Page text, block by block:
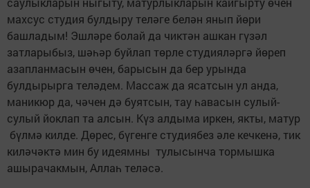
махсус студия булдыру теләге белән янып йөри
башладым! Эшләре болай да чиктән ашкан гүзәл
затларыбыз, шәһәр буйлап төрле студияләргә йөреп
азапланмасын өчен, барысын да бер урында
булдырырга теләдем. Массаж да ясатсын ул анда,
маникюр да, чәчен дә буятсын, тау һавасын сулый-
сулый йоклап та алсын. Күз алдыма иркен, якты, матур
бүлмә килде. Дөрес, бүгенге студиябез әле кечкенә, тик
киләчәктә мин бу идеямны тулысынча тормышка
ашырачакмын, Аллаһ теләсә.